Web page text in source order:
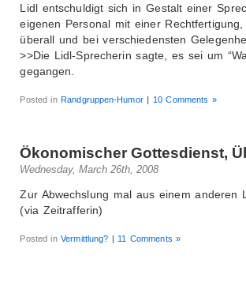
Lidl entschuldigt sich in Gestalt einer
eigenen Personal mit einer
überall und bei verschiedensten
>>Die Lidl-Sprecherin sagte, es sei um
gegangen.
Posted inRandgruppen-Humor | 10 Comments »
Ökonomischer Gottesdienst,
Wednesday, March 26th, 2008
Zur Abwechslung mal aus einem anderen
(via Zeitrafferin)
Posted inVermittlung? | 11 Comments »